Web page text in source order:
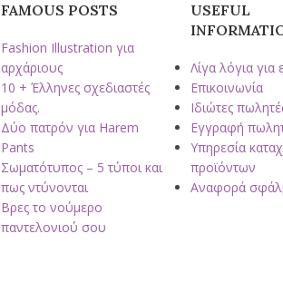
FAMOUS POSTS
Fashion Illustration για
αρχάριους
10 + Έλληνες σχεδιαστές
μόδας.
Δύο πατρόν για Harem
Pants
Σωματότυπος – 5 τύποι και
πως ντύνονται
Βρες το νούμερο
παντελονιού σου
USEFUL
Λίγα λόγια για
Επικοινωνία
Ιδιώτες
Εγγραφή
Υπηρεσία
προϊόντων
Αναφορά